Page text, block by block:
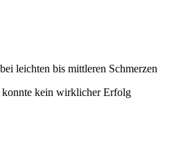
leichten bis mittleren Schmerzen
konnte kein wirklicher Erfolg